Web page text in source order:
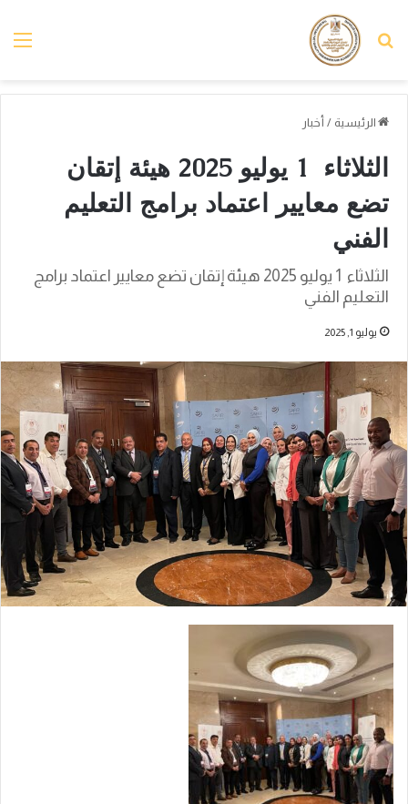
بحث عن
الرئيسية / أخبار
الثلاثاء 1 يوليو 2025 هيئة إتقان
تضع معايير اعتماد برامج التعليم
الفني
الثلاثاء 1 يوليو 2025 هيئة إتقان تضع معايير اعتماد برامج
التعليم الفني
يوليو 1, 2025